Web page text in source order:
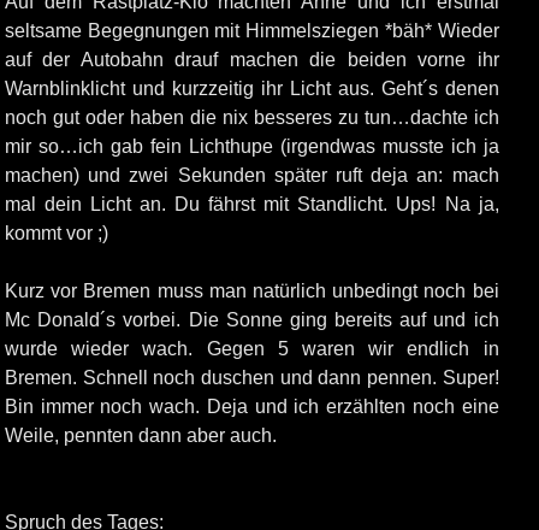
seltsame Begegnungen mit Himmelsziegen *bäh* Wieder
auf der Autobahn drauf machen die beiden vorne ihr
Warnblinklicht und kurzzeitig ihr Licht aus. Geht´s denen
noch gut oder haben die nix besseres zu tun…dachte ich
mir so…ich gab fein Lichthupe (irgendwas musste ich ja
machen) und zwei Sekunden später ruft deja an: mach
mal dein Licht an. Du fährst mit Standlicht. Ups! Na ja,
kommt vor ;)
Kurz vor Bremen muss man natürlich unbedingt noch bei
Mc Donald´s vorbei. Die Sonne ging bereits auf und ich
wurde wieder wach. Gegen 5 waren wir endlich in
Bremen. Schnell noch duschen und dann pennen. Super!
Bin immer noch wach. Deja und ich erzählten noch eine
Weile, pennten dann aber auch.
Spruch des Tages: